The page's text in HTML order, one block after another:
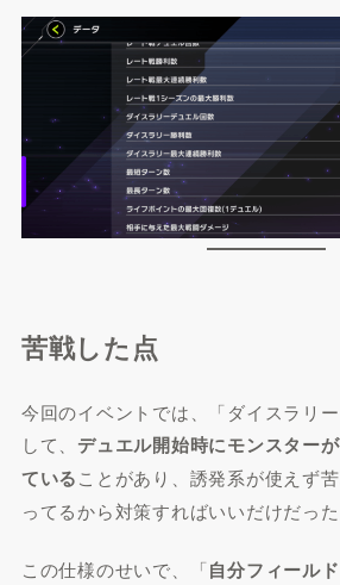
苦戦した点
今回のイベントでは、「ダイスラリ
して、デュエル開始時にモンスター
ていることがあり、誘発系が使えず
ってるから対策すればいいだけだっ
この仕様のせいで、「自分フィール